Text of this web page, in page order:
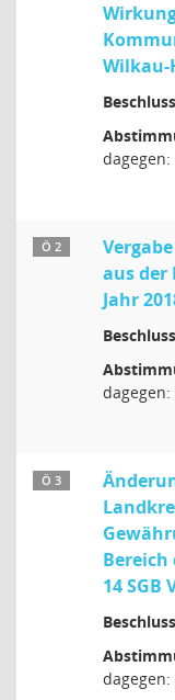
Ö 2
aus der
Jahr
Ö 3
Bereich
14 SGB